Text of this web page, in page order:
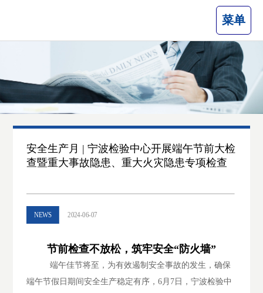
菜单
安全生产月 | 宁波检验中心开展端午节前大检
查暨重大事故隐患、重大火灾隐患专项检查
NEWS 2024-06-07
节前检查不放松，筑牢安全“防火墙”
端午佳节将至，为有效遏制安全事故的发生，确保
端午节假日期间安全生产稳定有序， 6月 7日，宁波检验中